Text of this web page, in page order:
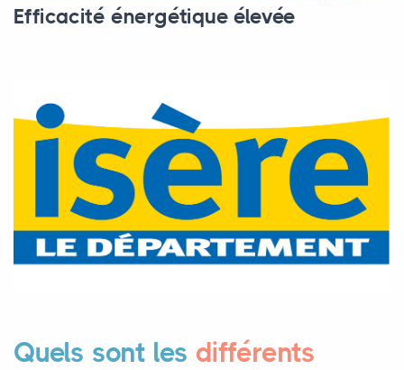
Efficacité énergétique élevée
Quels sont les différents